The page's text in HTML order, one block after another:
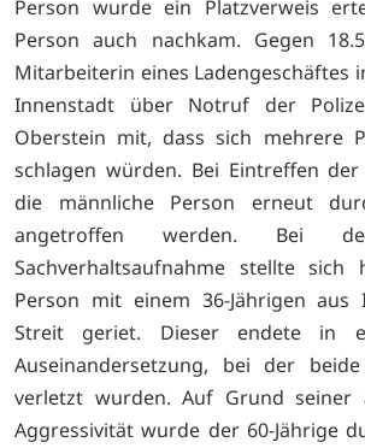
Person wurde ein Platzverweis
Person auch nachkam. Gegen
Mitarbeiterin eines Ladengeschäftes
Innenstadt über Notruf der
Oberstein mit, dass sich mehrere
schlagen würden. Bei Eintreffen
die männliche Person erneut
angetroffen werden. Bei
Sachverhaltsaufnahme stellte sich
Person mit einem 36-Jährigen aus
Streit geriet. Dieser endete in
Auseinandersetzung, bei der
verletzt wurden. Auf Grund seiner
Aggressivität wurde der 60-Jährige